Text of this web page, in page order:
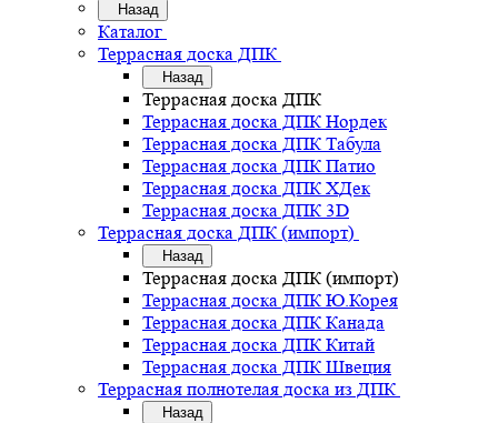
Назад
Каталог
Террасная доска ДПК
Назад
Террасная доска ДПК
Террасная доска ДПК Нордек
Террасная доска ДПК Табула
Террасная доска ДПК Патио
Террасная доска ДПК ХДек
Террасная доска ДПК 3D
Террасная доска ДПК (импорт)
Назад
Террасная доска ДПК (импорт)
Террасная доска ДПК Ю.Корея
Террасная доска ДПК Канада
Террасная доска ДПК Китай
Террасная доска ДПК Швеция
Террасная полнотелая доска из ДПК
Назад